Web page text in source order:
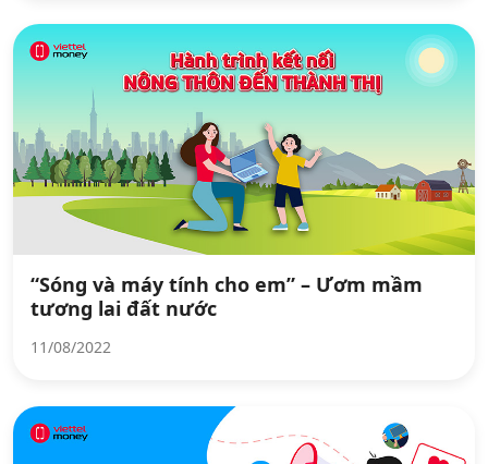
“Sóng và máy tính cho em” – Ươm mầm
tương lai đất nước
11/08/2022